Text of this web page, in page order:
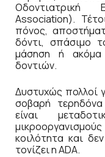
Οδοντιατρική
Association).
πόνος,
δόντι, σπάσιμο
μάσηση ή ακόμα
δοντιών.
Δυστυχώς πολλοί
σοβαρή τερηδόνα
είναι
κοιλότητα και
τονίζει η ADA.